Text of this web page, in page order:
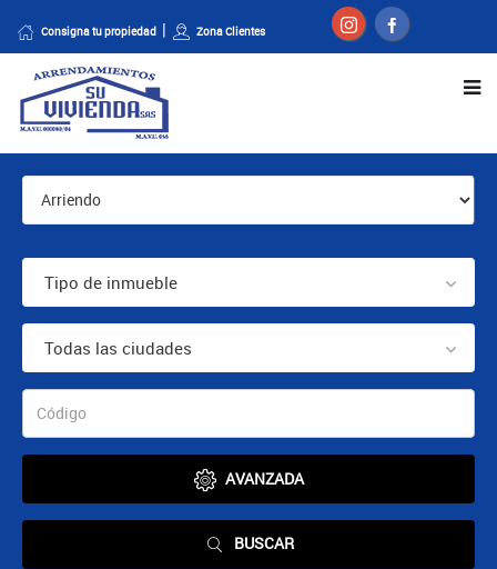
Consigna tu propiedad Zona Clientes
Tipo de inmueble
Todas las ciudades
AVANZADA
BUSCAR